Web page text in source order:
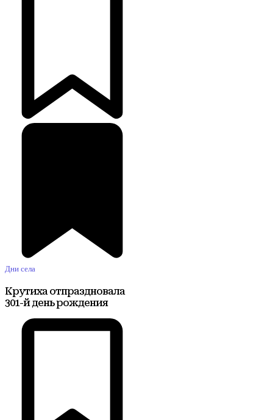
Дни села
Крутиха отпраздновала
301-й день рождения